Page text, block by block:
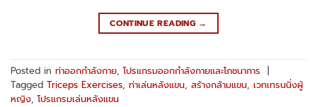
CONTINUE READING →
Posted in ท่าออกกำลังกาย, โปรแกรมออกกำลังกายและโภชนาการ
Tagged Triceps Exercises, ท่าเล่นหลังแขน, สร้างกล้ามแขน, เวทเทรนนิ่งผู้
หญิง, โปรแกรมเล่นหลังแขน